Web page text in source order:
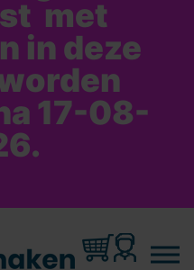
met
in deze
17-08-